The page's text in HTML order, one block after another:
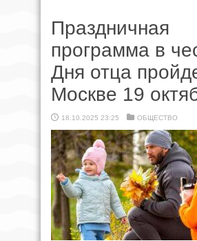
Праздничная
программа в
Дня отца
Москве 19
18.10.2025 23:25 ОБЩЕСТВО